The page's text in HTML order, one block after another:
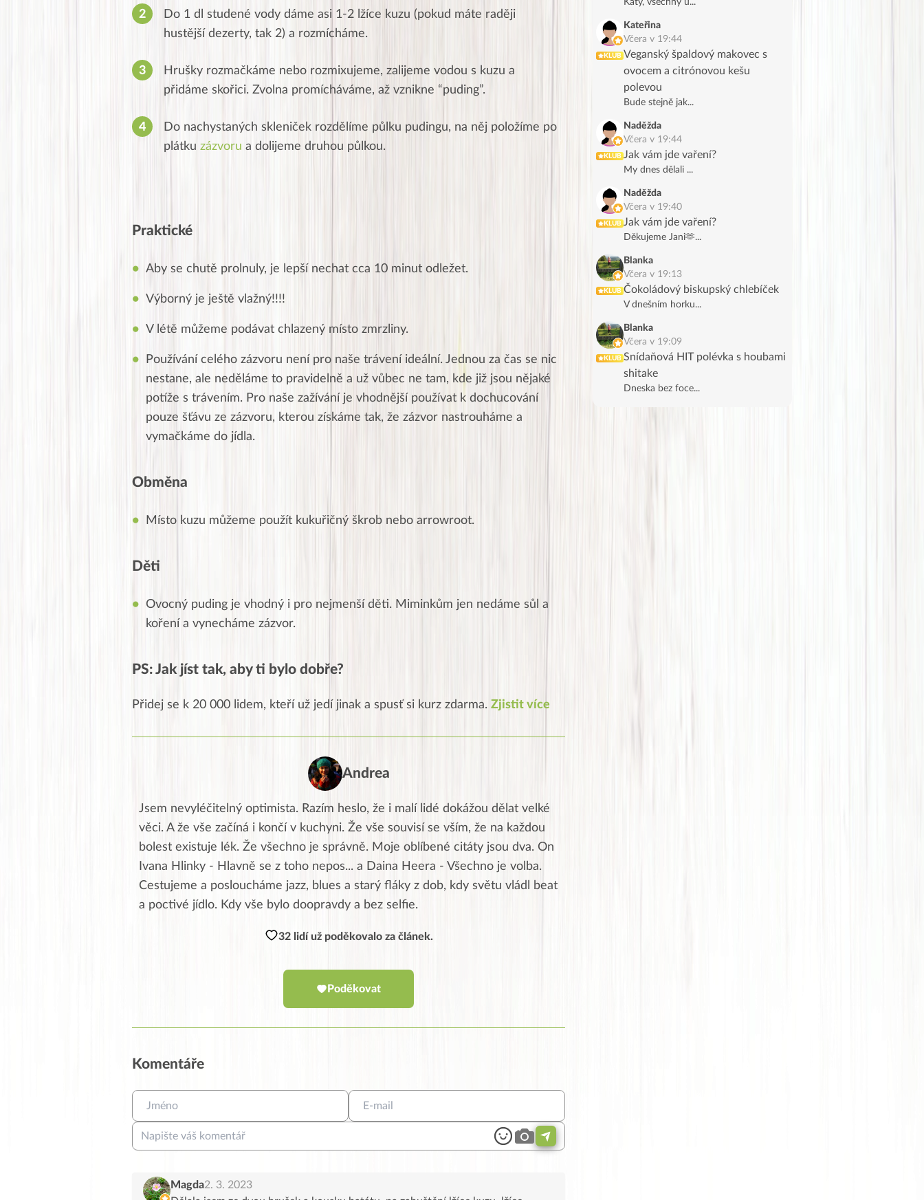
Do 1 dl studené vody dáme asi 1-2 lžíce kuzu (pokud máte raději
hustější dezerty, tak 2) a rozmícháme.
Hrušky rozmačkáme nebo rozmixujeme, zalijeme vodou s kuzu a
přidáme skořici. Zvolna promícháváme, až vznikne “puding”.
Do nachystaných skleniček rozdělíme půlku pudingu, na něj položíme po
plátku zázvoru a dolijeme druhou půlkou.
Praktické
Aby se chutě prolnuly, je lepší nechat cca 10 minut odležet.
Výborný je ještě vlažný!!!!
V létě můžeme podávat chlazený místo zmrzliny.
Používání celého zázvoru není pro naše trávení ideální. Jednou za čas se nic
nestane, ale neděláme to pravidelně a už vůbec ne tam, kde již jsou nějaké
potíže s trávením. Pro naše zažívání je vhodnější používat k dochucování
pouze šťávu ze zázvoru, kterou získáme tak, že zázvor nastrouháme a
vymačkáme do jídla.
Obměna
Místo kuzu můžeme použít kukuřičný škrob nebo arrowroot.
Děti
Ovocný puding je vhodný i pro nejmenší děti. Miminkům jen nedáme sůl a
koření a vynecháme zázvor.
PS: Jak jíst tak, aby ti bylo dobře?
Přidej se k 20 000 lidem, kteří už jedí jinak a spusť si kurz zdarma. Zjistit více
Andrea
Jsem nevyléčitelný optimista. Razím heslo, že i malí lidé dokážou dělat velké
věci. A že vše začíná i končí v kuchyni. Že vše souvisí se vším, že na každou
bolest existuje lék. Že všechno je správně. Moje oblíbené citáty jsou dva. On
Ivana Hlinky - Hlavně se z toho nepos... a Daina Heera - Všechno je volba.
Cestujeme a posloucháme jazz, blues a starý fláky z dob, kdy světu vládl beat
a poctivé jídlo. Kdy vše bylo doopravdy a bez selfie.
32 lidí už poděkovalo za článek.
Poděkovat
Komentáře
Magda2. 3. 2023
Katy, všechny ú...
KLUB
Kateřina
Včera v 19:44
Veganský špaldový makovec s
ovocem a citrónovou kešu
polevou
Bude stejně jak...
KLUB
Naděžda
Včera v 19:44
Jak vám jde vaření?
My dnes dělali ...
KLUB
Naděžda
Včera v 19:40
Jak vám jde vaření?
Děkujeme Jani🫶...
KLUB
Blanka
Včera v 19:13
Čokoládový biskupský chlebíček
V dnešním horku...
KLUB
Blanka
Včera v 19:09
Snídaňová HIT polévka s houbami
shitake
Dneska bez foce...